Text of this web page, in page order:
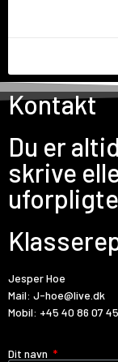
Kontakt
Du er
skrive
Jesper Hoe
Mail: J-hoe@live.dk
Mobil: +45 40 86 07 45
Dit navn